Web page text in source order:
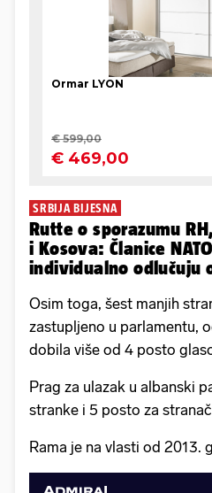
SRBIJA BIJESNA
Rutte o sporazumu
i Kosova: Članice
individualno
Osim toga, šest manjih
zastupljeno u parlamentu,
dobila više od 4 posto
Prag za ulazak u albanski
stranke i 5 posto za
Rama je na vlasti od 2013.